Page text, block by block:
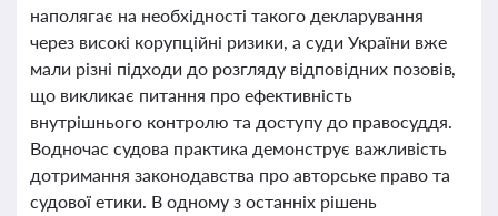
наполягає на необхідності такого декларування
через високі корупційні ризики, а суди України вже
мали різні підходи до розгляду відповідних позовів,
що викликає питання про ефективність
внутрішнього контролю та доступу до правосуддя.
Водночас судова практика демонструє важливість
дотримання законодавства про авторське право та
судової етики. В одному з останніх рішень